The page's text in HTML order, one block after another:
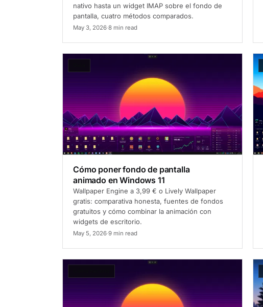
nativo hasta un widget IMAP sobre el fondo de
pantalla, cuatro métodos comparados.
May 3, 2026·8 min read
Cómo poner fondo de pantalla
animado en Windows 11
Wallpaper Engine a 3,99 € o Lively Wallpaper
gratis: comparativa honesta, fuentes de fondos
gratuitos y cómo combinar la animación con
widgets de escritorio.
May 5, 2026·9 min read